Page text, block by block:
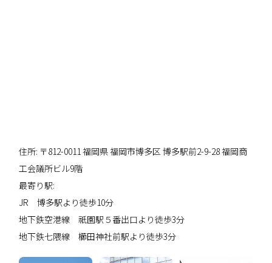
住所: 〒812-0011 福岡県 福岡市博多区 博多駅前2-9-28 福岡商
工会議所ビル9階
最寄り駅:
JR 博多駅より徒歩10分
地下鉄空港線 祇園駅５番出口より徒歩3分
地下鉄七隈線 櫛田神社前駅より徒歩3分